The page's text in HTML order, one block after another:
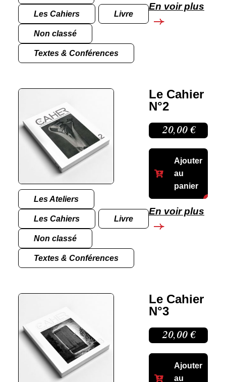
Les Cahiers Livre
Non classé
Textes & Conférences
En voir plus
Les Ateliers
Les Cahiers Livre
Non classé
Textes & Conférences
Le Cahier
N°2
20,00 €
Ajouter
au
panier
En voir plus
Le Cahier
N°3
20,00 €
Ajouter
au